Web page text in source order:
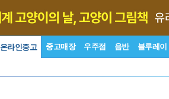
온라인중고 중고매장 우주점 음반 블루레이